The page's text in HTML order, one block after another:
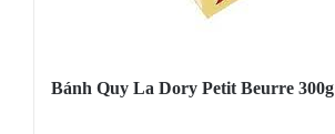
Bánh Quy La Dory Petit Beurre 300g